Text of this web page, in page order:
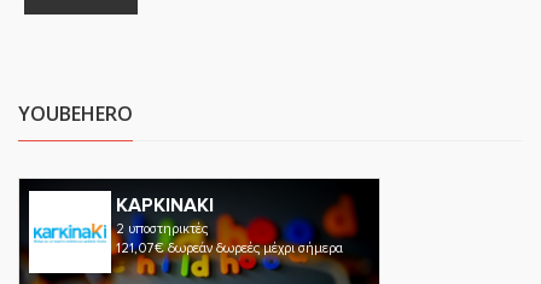
YOUBEHERO